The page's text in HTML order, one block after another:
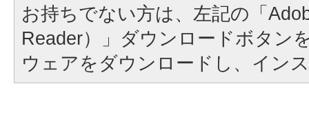
お持ちでない方は、左記の「
Reader）」ダウンロードボタン
ウェアをダウンロードし、イン